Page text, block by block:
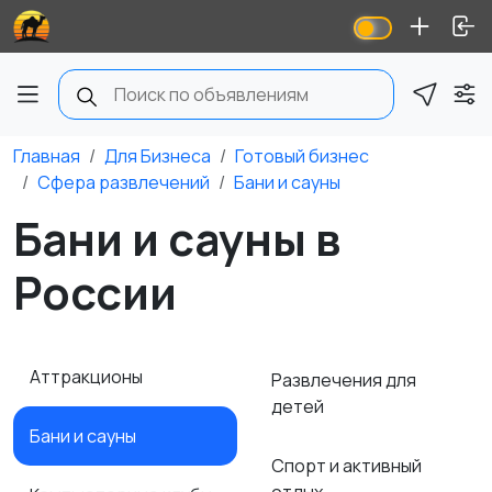
Главная Для Бизнеса
Готовый бизнес
Сфера развлечений
Бани и сауны
Бани и сауны в
России
Аттракционы
Бани и сауны
Развлечения для
детей
Спорт и активный